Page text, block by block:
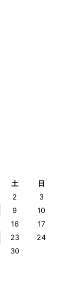
土
日
2
3
9
10
16
17
23
24
30